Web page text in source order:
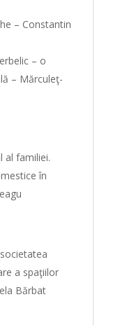
– Constantin
– o
– Mărculeţ-
al familiei.
în
a spaţiilor
Bărbat